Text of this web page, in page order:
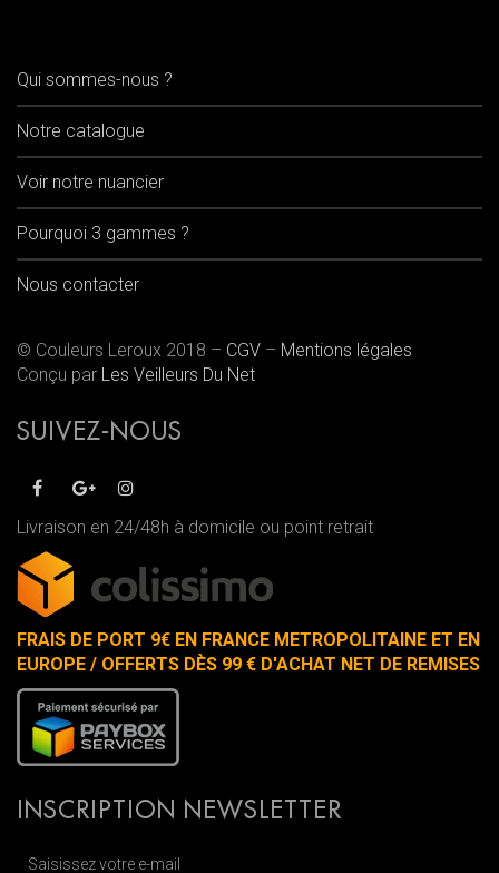
Qui sommes-nous ?
Notre catalogue
Voir notre nuancier
Pourquoi 3 gammes ?
Nous contacter
© Couleurs Leroux 2018 – CGV – Mentions légales
Conçu par Les Veilleurs Du Net
SUIVEZ-NOUS
Livraison en 24/48h à domicile ou point retrait
FRAIS DE PORT 9€ EN FRANCE METROPOLITAINE ET EN
EUROPE / OFFERTS DÈS 99 € D'ACHAT NET DE REMISES
INSCRIPTION NEWSLETTER